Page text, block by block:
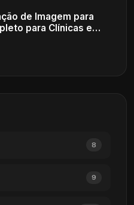
de Imagem para
para Clínicas e
8
9